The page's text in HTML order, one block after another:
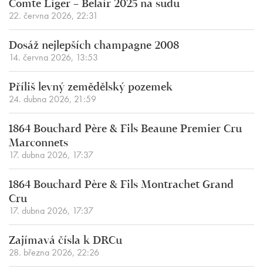
Comte Liger – Belair 2025 na sudu
22. června 2026, 22:31
Dosáž nejlepších champagne 2008
14. června 2026, 13:53
Příliš levný zemědělský pozemek
24. dubna 2026, 21:59
1864 Bouchard Père & Fils Beaune Premier Cru
Marconnets
17. dubna 2026, 17:37
1864 Bouchard Père & Fils Montrachet Grand
Cru
17. dubna 2026, 17:37
Zajímavá čísla k DRCu
28. března 2026, 22:26